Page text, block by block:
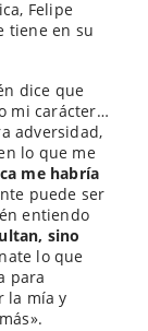
dice que
mi carácter…
adversidad,
lo que me
me habría
puede ser
entiendo
sino
lo que
para
la mía y